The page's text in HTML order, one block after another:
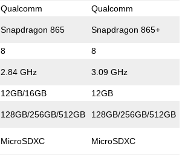
Qualcomm Qualcomm
Snapdragon 865 Snapdragon 865+
8 8
2.84 GHz 3.09 GHz
12GB/16GB 12GB
128GB/256GB/512GB 128GB/256GB/512GB
MicroSDXC MicroSDXC